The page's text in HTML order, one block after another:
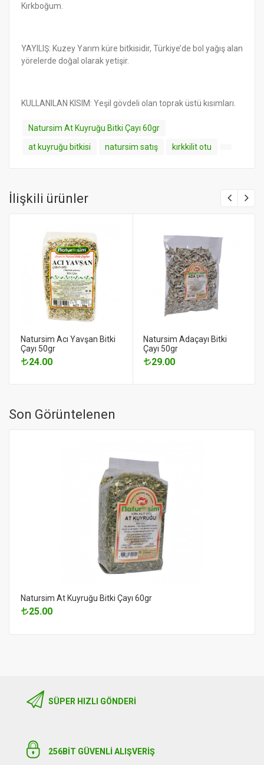
Kırkboğum.
YAYILIŞ: Kuzey Yarım küre bitkisidir, Türkiye’de bol yağış alan
yörelerde doğal olarak yetişir.
KULLANILAN KISIM: Yeşil gövdeli olan toprak üstü kısımları.
Natursim At Kuyruğu Bitki Çayı 60gr
at kuyruğu bitkisi
natursim satış kırkkilit otu
İlişkili ürünler
Natursim Acı Yavşan Bitki
Çayı 50gr
24.00
Natursim Adaçayı Bitki
Çayı 50gr
29.00
Son Görüntelenen
Natursim At Kuyruğu Bitki Çayı 60gr
25.00
SÜPER HIZLI GÖNDERI
256BIT GÜVENLİ ALIŞVERİŞ